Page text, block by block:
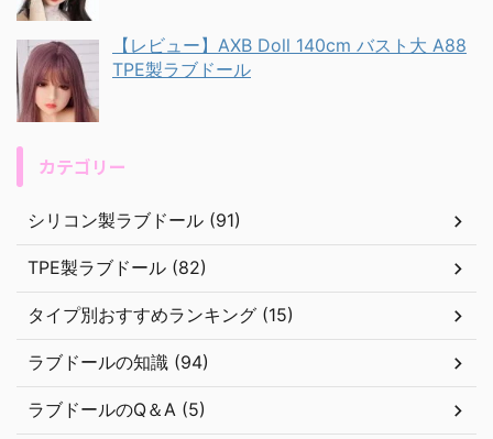
【レビュー】AXB Doll 140cm バスト大 A88
TPE製ラブドール
カテゴリー
シリコン製ラブドール (91)
TPE製ラブドール (82)
タイプ別おすすめランキング (15)
ラブドールの知識 (94)
ラブドールのQ＆A (5)